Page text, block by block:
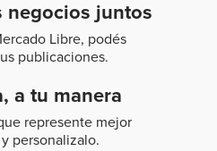
negocios juntos
Libre, podés
publicaciones.
a tu manera
represente mejor
personalizalo.